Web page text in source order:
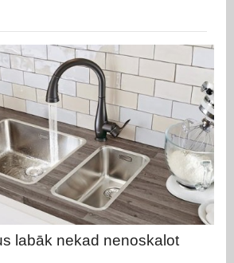
labāk nekad nenoskalot